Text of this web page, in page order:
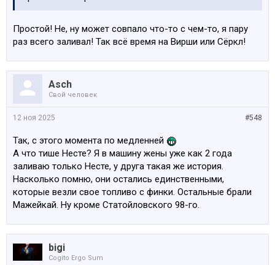
Простой! Не, ну может совпало что-то с чем-то, я пару
раз всего заливал! Так всё время на Вирши или Сёркл!
Asch
Свой человек
#548
12 ноя 2025
Так, с этого момента по медленней
А что тише Несте? Я в машину жены уже как 2 года
заливаю только Несте, у друга такая же история.
Насколько помню, они остались единственными,
которые везли свое топливо с финки. Остальные брали
Мажейкай. Ну кроме Статойловского 98-го.
bigi
Cogito Ergo Sum